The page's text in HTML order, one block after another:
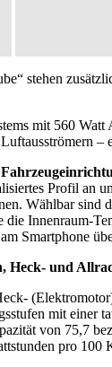
stehen
mit 560
Profil an
Wählbar
Innenraum-
Smartphone
Heck- und
mit einer
von 75,7
pro 100